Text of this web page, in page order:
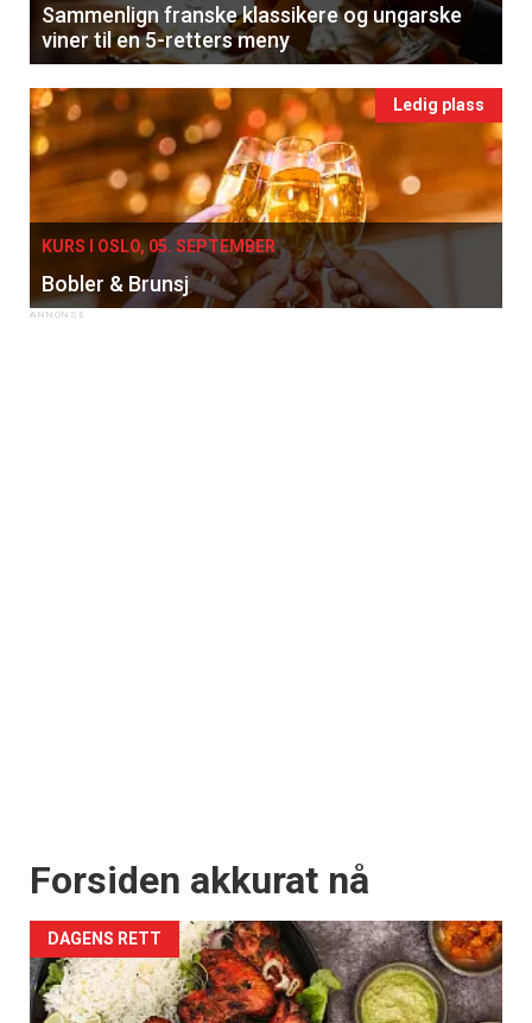
Sammenlign franske klassikere og ungarske
viner til en 5-retters meny
Ledig plass
KURS I OSLO, 05. SEPTEMBER
Bobler & Brunsj
Forsiden akkurat nå
DAGENS RETT